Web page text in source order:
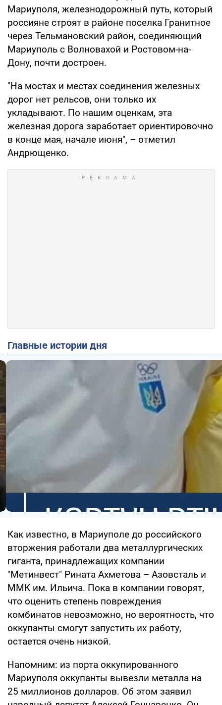
Мариуполя, железнодорожный путь, который
россияне строят в районе поселка Гранитное
через Тельмановский район, соединяющий
Мариуполь с Волновахой и Ростовом-на-
Дону, почти достроен.
"На мостах и местах соединения железных
дорог нет рельсов, они только их
укладывают. По нашим оценкам, эта
железная дорога заработает ориентировочно
в конце мая, начале июня", – отметил
Андрющенко.
Главные истории дня
Как известно, в Мариуполе до российского
вторжения работали два металлургических
гиганта, принадлежащих компании
"Метинвест" Рината Ахметова – Азовсталь и
ММК им. Ильича. Пока в компании говорят,
что оценить степень повреждения
комбинатов невозможно, но вероятность, что
оккупанты смогут запустить их работу,
остается очень низкой.
Напомним: из порта оккупированного
Мариуполя оккупанты вывезли металла на
25 миллионов долларов. Об этом заявил